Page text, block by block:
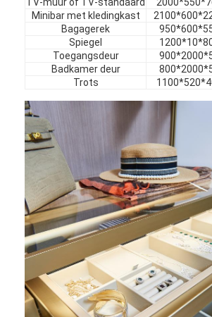
Meubels
Meubelen voor villa's
Appartementmeubilair
Meubelen voor commerciële clubs
Eetkamer meubels
Kantoormeubilair
Meubelbeslag
Bekleed Meubilair
Minibar met kledingkast
Bagagerek
Spiegel
Toegangsdeur
Badkamer deur
Trots